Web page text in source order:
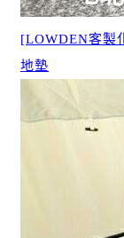
[LOWDEN客製
地墊